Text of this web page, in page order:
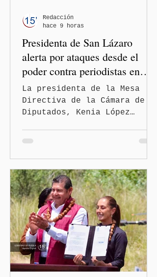
Presidenta de San Lázaro
alerta por ataques desde el
poder contra periodistas en
México
La presidenta de la Mesa
Directiva de la Cámara de
Diputados, Kenia López
normalicen las
descalificaciones, amenazas
y mecanismos de presión
contra periodistas, al
señalar que la libertad de
expresión puede debilitarse
de manera gradual hasta
convertirse en una
restricción al ejercicio
informativo.
Redacción
hace 9 horas